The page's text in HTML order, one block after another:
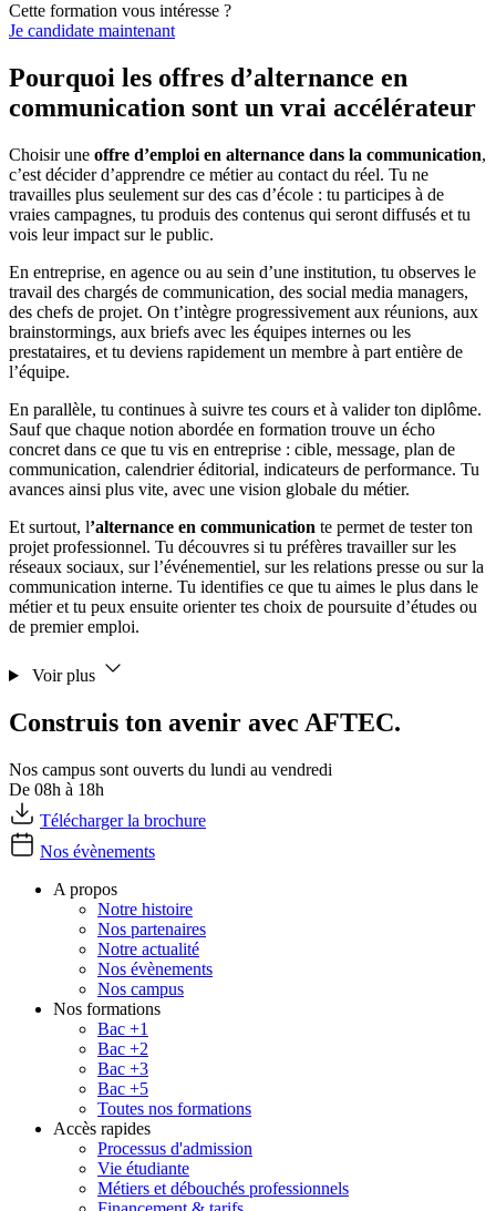
Cette formation vous intéresse ?
Je candidate maintenant
Pourquoi les offres d’alternance en
communication sont un vrai accélérateur
Choisir une offre d’emploi en alternance dans la communication,
c’est décider d’apprendre ce métier au contact du réel. Tu ne
travailles plus seulement sur des cas d’école : tu participes à de
vraies campagnes, tu produis des contenus qui seront diffusés et tu
vois leur impact sur le public.
En entreprise, en agence ou au sein d’une institution, tu observes le
travail des chargés de communication, des social media managers,
des chefs de projet. On t’intègre progressivement aux réunions, aux
brainstormings, aux briefs avec les équipes internes ou les
prestataires, et tu deviens rapidement un membre à part entière de
l’équipe.
En parallèle, tu continues à suivre tes cours et à valider ton diplôme.
Sauf que chaque notion abordée en formation trouve un écho
concret dans ce que tu vis en entreprise : cible, message, plan de
communication, calendrier éditorial, indicateurs de performance. Tu
avances ainsi plus vite, avec une vision globale du métier.
Et surtout, l’alternance en communication te permet de tester ton
projet professionnel. Tu découvres si tu préfères travailler sur les
réseaux sociaux, sur l’événementiel, sur les relations presse ou sur la
communication interne. Tu identifies ce que tu aimes le plus dans le
métier et tu peux ensuite orienter tes choix de poursuite d’études ou
de premier emploi.
Voir plus
Construis ton avenir avec AFTEC.
Nos campus sont ouverts du lundi au vendredi
De 08h à 18h
Télécharger la brochure
Nos évènements
A propos
Notre histoire
Nos partenaires
Notre actualité
Nos évènements
Nos campus
Nos formations
Bac +1
Bac +2
Bac +3
Bac +5
Toutes nos formations
Accès rapides
Processus d'admission
Vie étudiante
Métiers et débouchés professionnels